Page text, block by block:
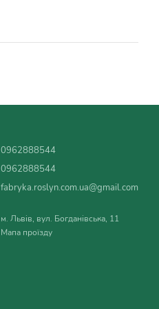
0962888544
0962888544
fabryka.roslyn.com.ua@gmail.com
м. Львів, вул. Богданівська, 11
Мапа проїзду